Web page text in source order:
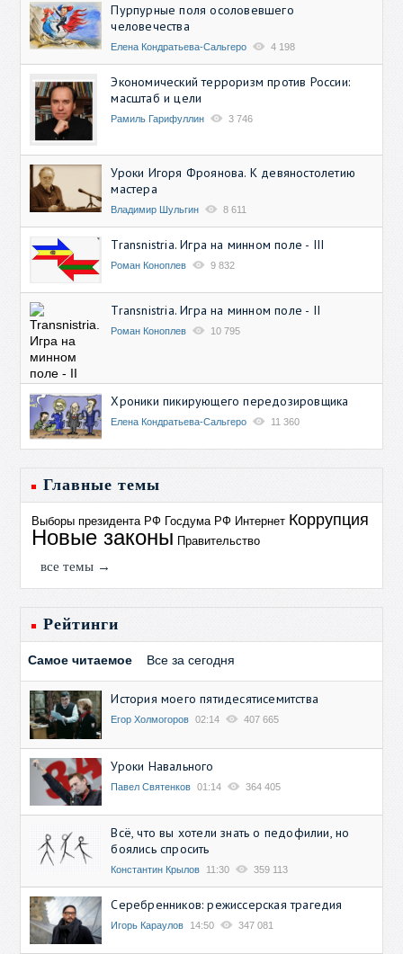
Пурпурные поля осоловевшего
человечества
Елена Кондратьева-Сальгеро 4 198
Экономический терроризм против России:
масштаб и цели
Рамиль Гарифуллин 3 746
Уроки Игоря Фроянова. К девяностолетию
мастера
Владимир Шульгин 8 611
Transnistria. Игра на минном поле - III
Роман Коноплев 9 832
Transnistria. Игра на минном поле - II
Роман Коноплев 10 795
Хроники пикирующего передозировщика
Елена Кондратьева-Сальгеро 11 360
Главные темы
Выборы президента РФ Госдума РФ Интернет Коррупция
Новые законы Правительство
все темы →
Рейтинги
Самое читаемое Все за сегодня
История моего пятидесятисемитства
Егор Холмогоров 02:14 407 665
Уроки Навального
Павел Святенков 01:14 364 405
Всё, что вы хотели знать о педофилии, но
боялись спросить
Константин Крылов 11:30 359 113
Серебренников: режиссерская трагедия
Игорь Караулов 14:50 347 081